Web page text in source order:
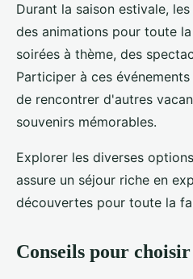
Durant la saison estivale,
des animations pour toute
soirées à thème, des
Participer à ces
de rencontrer d'autres
souvenirs mémorables.
Explorer les diverses
assure un séjour riche en
découvertes pour toute la
Conseils pour